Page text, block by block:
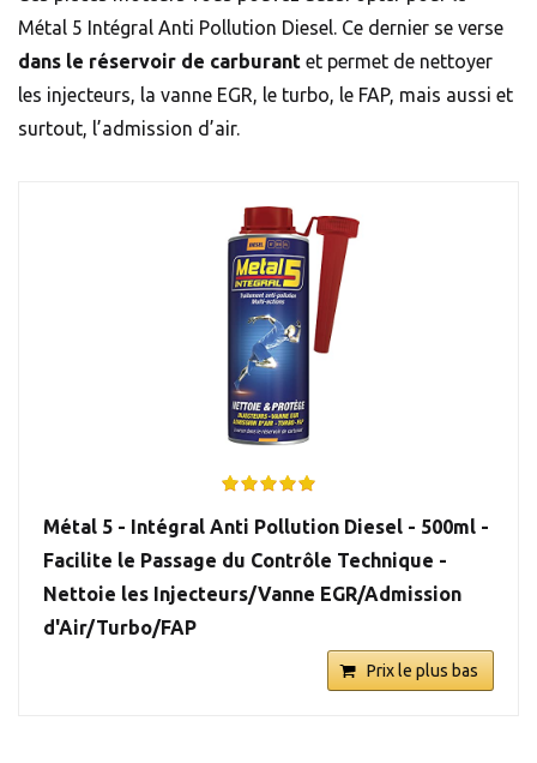
Métal 5 Intégral Anti Pollution Diesel. Ce dernier se verse
dans le réservoir de carburant et permet de nettoyer
les injecteurs, la vanne EGR, le turbo, le FAP, mais aussi et
surtout, l’admission d’air.
Métal 5 - Intégral Anti Pollution Diesel - 500ml -
Facilite le Passage du Contrôle Technique -
Nettoie les Injecteurs/Vanne EGR/Admission
d'Air/Turbo/FAP
Prix le plus bas